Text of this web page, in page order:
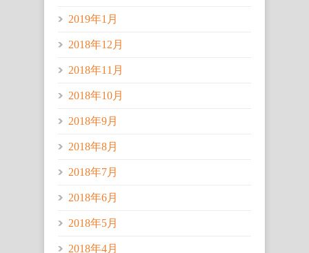
2019年1月
2018年12月
2018年11月
2018年10月
2018年9月
2018年8月
2018年7月
2018年6月
2018年5月
2018年4月